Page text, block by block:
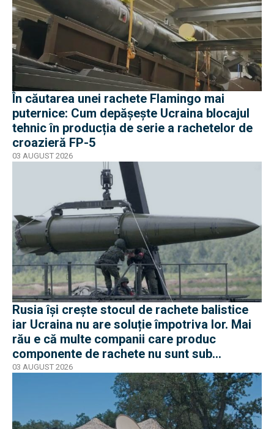
În căutarea unei rachete Flamingo mai
puternice: Cum depășește Ucraina blocajul
tehnic în producția de serie a rachetelor de
croazieră FP-5
03 AUGUST 2026
Rusia își crește stocul de rachete balistice
iar Ucraina nu are soluție împotriva lor. Mai
rău e că multe companii care produc
componente de rachete nu sunt sub
sancțiuni în Occident
03 AUGUST 2026